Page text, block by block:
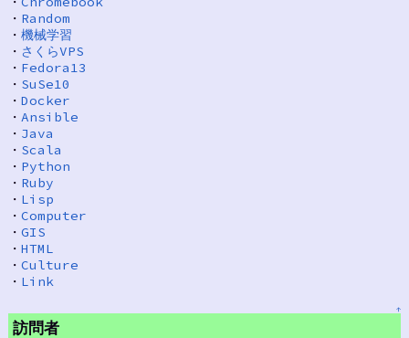
・ Random
・ 機械学習
・ さくらVPS
・ Fedora13
・ SuSe10
・ Docker
・ Ansible
・ Java
・ Scala
・ Python
・ Ruby
・ Lisp
・ Computer
・ GIS
・ HTML
・ Culture
・ Link
↑
訪問者